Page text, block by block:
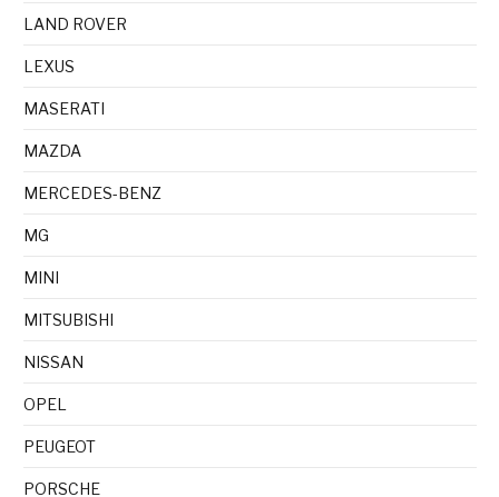
LAND ROVER
LEXUS
MASERATI
MAZDA
MERCEDES-BENZ
MG
MINI
MITSUBISHI
NISSAN
OPEL
PEUGEOT
PORSCHE